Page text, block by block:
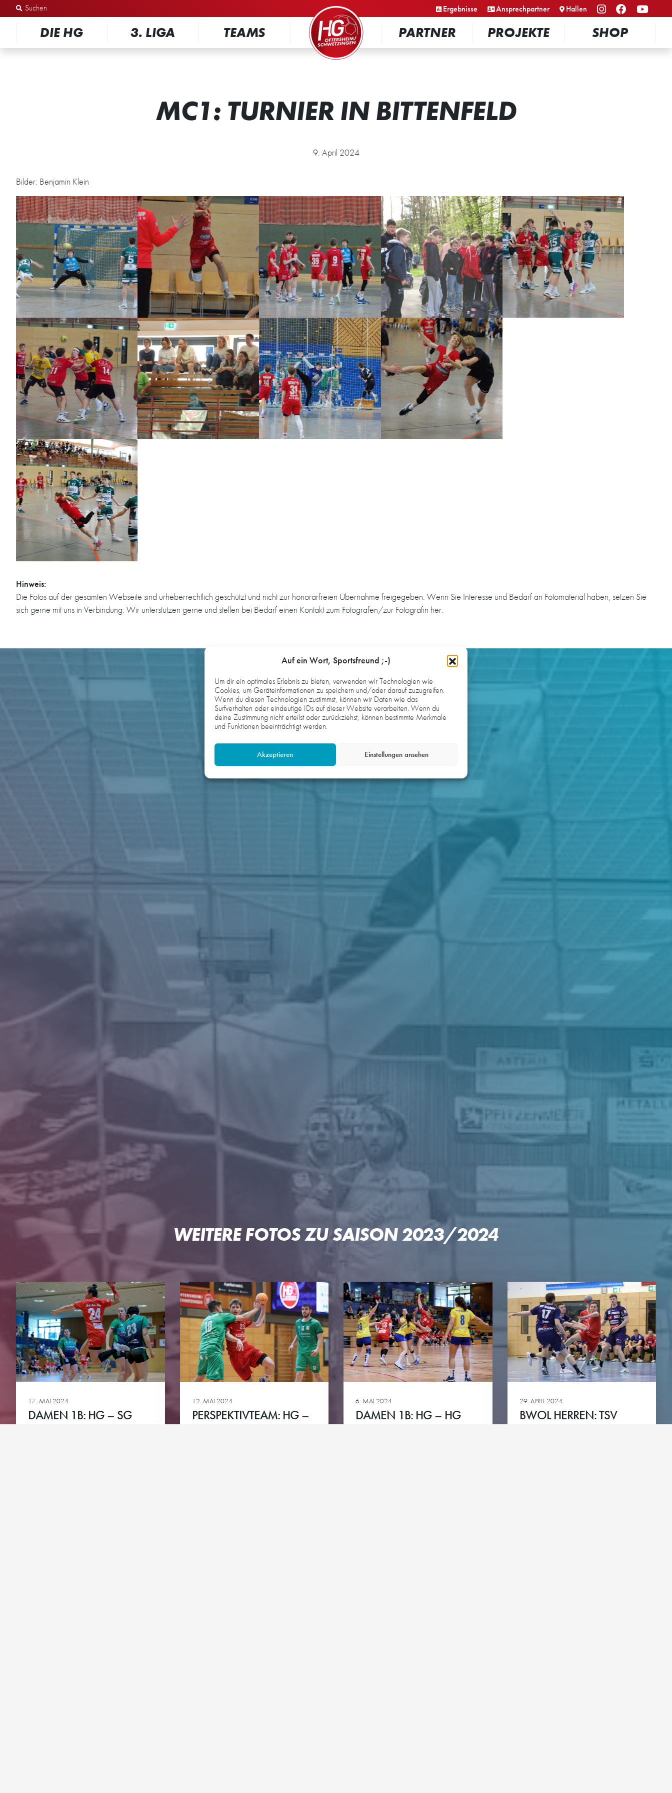
Auf ein Wort, Sportsfreund ;-)
Um dir ein optimales Erlebnis zu bieten, verwenden wir Technologien wie
Cookies, um Geräteinformationen zu speichern und/oder darauf zuzugreifen.
Wenn du diesen Technologien zustimmst, können wir Daten wie das
Surfverhalten oder eindeutige IDs auf dieser Website verarbeiten. Wenn du
deine Zustimmung nicht erteilst oder zurückziehst, können bestimmte Merkmale
und Funktionen beeinträchtigt werden.
Akzeptieren Einstellungen ansehen
Zum Inhalt springen Ergebnisse Ansprechpartner Hallen
DIE HG 3. LIGA TEAMS
PARTNER
PROJEKTE SHOP
MC1: TURNIER IN BITTENFELD
9. April 2024
Bilder: Benjamin Klein
Hinweis:
Die Fotos auf der gesamten Webseite sind urheberrechtlich geschützt und nicht zur honorarfreien Übernahme freigegeben. Wenn Sie Interesse und Bedarf an Fotomaterial haben, setzen Sie
sich gerne mit uns in Verbindung. Wir unterstützen gerne und stellen bei Bedarf einen Kontakt zum Fotografen/zur Fotografin her.
WEITERE FOTOS ZU SAISON 2023/2024
17. MAI 2024
DAMEN 1B: HG – SG
12. MAI 2024
PERSPEKTIVTEAM: HG –
6. MAI 2024
DAMEN 1B: HG – HG
29. APRIL 2024
BWOL HERREN: TSV
HG OFTERSHEIM/SCHWETZINGEN
DIE HG
Geschäftsstelle
Ansprechpartner
Tickets
Downloads
TEAMS
3. Liga Herren
Perspektivteam Herren
1. Damen
Bundesliga A-Jugend
HG-Torhüter-Akademie
PARTNER
Unser Konzept
Premium-Partner
Business-Partner
Club-Partner
Team-Partner
PROJEKTE
Pep & Pop Reloaded
Patrick-Lengler-Cup
Welde-Kamingespräch
HG goes green
Datenschutz Cookie-Richtlinie